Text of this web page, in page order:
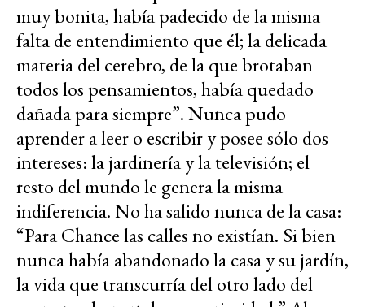
muy bonita, había padecido de la misma
falta de entendimiento que él; la delicada
materia del cerebro, de la que brotaban
todos los pensamientos, había quedado
dañada para siempre”. Nunca pudo
aprender a leer o escribir y posee sólo dos
intereses: la jardinería y la televisión; el
resto del mundo le genera la misma
indiferencia. No ha salido nunca de la casa:
“Para Chance las calles no existían. Si bien
nunca había abandonado la casa y su jardín,
la vida que transcurría del otro lado del